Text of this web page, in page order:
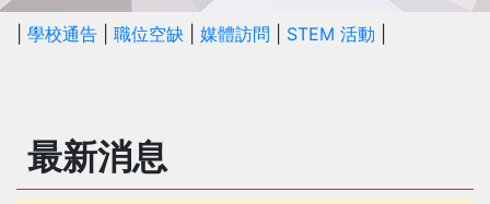
學校通告 職位空缺 媒體訪問 STEM 活動
最新消息